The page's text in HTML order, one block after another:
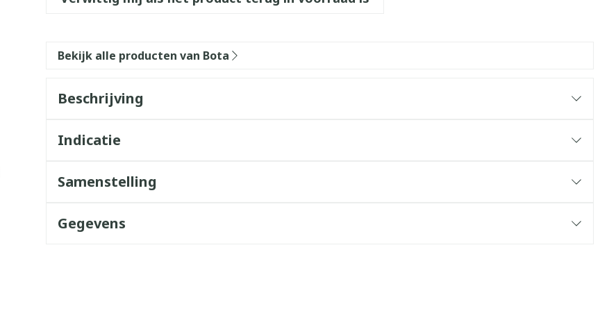
Bekijk alle producten van Bota
Beschrijving
Indicatie
Samenstelling
Gegevens